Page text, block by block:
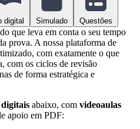
digital Simulado Questões
que leva em conta o seu tempo
prova. A nossa plataforma de
com exatamente o que
com os ciclos de revisão
de forma estratégica e
abaixo, com videoaulas
apoio em PDF: